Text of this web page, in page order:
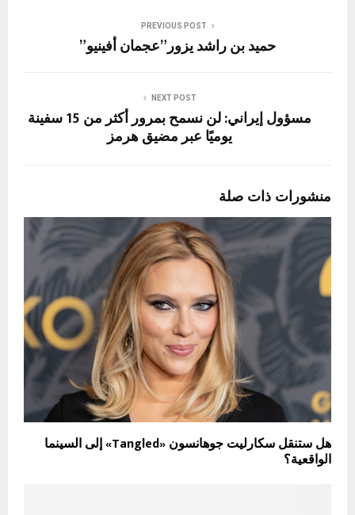
PREVIOUS POST
حميد بن راشد يزور”عجمان أفينيو”
NEXT POST
مسؤول إيراني: لن نسمح بمرور أكثر من 15 سفينة
يوميًا عبر مضيق هرمز
منشورات ذات صلة
هل ستنقل سكارليت جوهانسون «Tangled» إلى السينما
الواقعية؟